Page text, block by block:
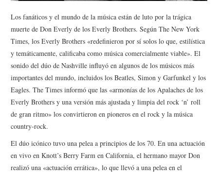
Los fanáticos y el mundo de la música están de luto por la trágica
muerte de Don Everly de los Everly Brothers. Según The New York
Times, los Everly Brothers «redefinieron por sí solos lo que, estilística
y temáticamente, calificaba como música comercialmente viable». El
sonido del dúo de Nashville influyó en algunos de los músicos más
importantes del mundo, incluidos los Beatles, Simon y Garfunkel y los
Eagles. The Times informó que las «armonías de los Apalaches de los
Everly Brothers y una versión más ajustada y limpia del rock ‘n’ roll
de gran ritmo» los convirtieron en pioneros en el rock y la música
country-rock.
El dúo icónico tuvo una pelea a principios de los 70. En una actuación
en vivo en Knott’s Berry Farm en California, el hermano mayor Don
realizó una «actuación errática», lo que llevó a una pelea en el